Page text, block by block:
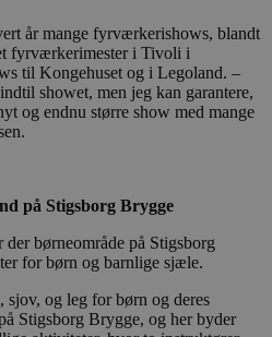
år mange fyrværkerishows, blandt
fyrværkerimester i Tivoli i
til Kongehuset og i Legoland. –
showet, men jeg kan garantere,
og endnu større show med mange
på Stigsborg Brygge
børneområde på Stigsborg
for børn og barnlige sjæle.
sjov, og leg for børn og deres
Stigsborg Brygge, og her byder